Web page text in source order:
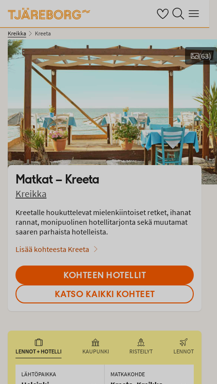
OmatHaku tjäreborg.fi
Valikko
Kreikka Kreeta
Kuvat ja videot
(63)
Matkat – Kreeta
Kreikka
Kreetalle houkuttelevat mielenkiintoiset retket, ihanat
rannat, monipuolinen hotellitarjonta sekä muutamat
saaren parhaista hotelleista.
Lisää kohteesta Kreeta
KOHTEEN HOTELLIT
KATSO KAIKKI KOHTEET
LENNOT + HOTELLI KAUPUNKI RISTEILYT LENNOT
LÄHTÖPAIKKA MATKAKOHDE